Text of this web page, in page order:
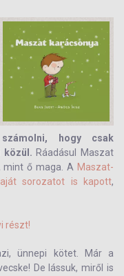
hogy csak
közül. Ráadásul Maszat
mint ő maga. A Maszat-
sorozatot is kapott,
részt!
ünnepi kötet. Már a
De lássuk, miről is